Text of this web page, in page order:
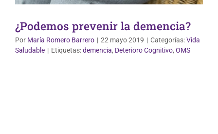
¿Podemos prevenir la demencia?
Por María Romero Barrero | 22 mayo 2019 | Categorías:Vida
Saludable | Etiquetas:demencia, Deterioro Cognitivo, OMS